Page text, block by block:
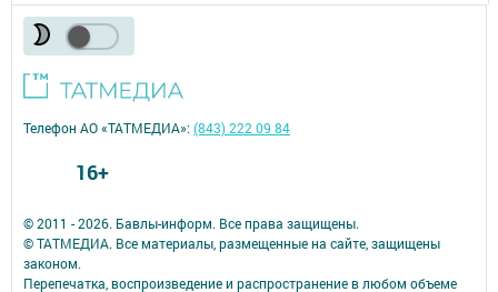
© 2011 - 2026. Бавлы-информ. Все права защищены.
© ТАТМЕДИА. Все материалы, размещенные на сайте, защищены
законом.
Перепечатка, воспроизведение и распространение в любом объеме
Телефон АО «ТАТМЕДИА»:(843) 222 09 84
16+